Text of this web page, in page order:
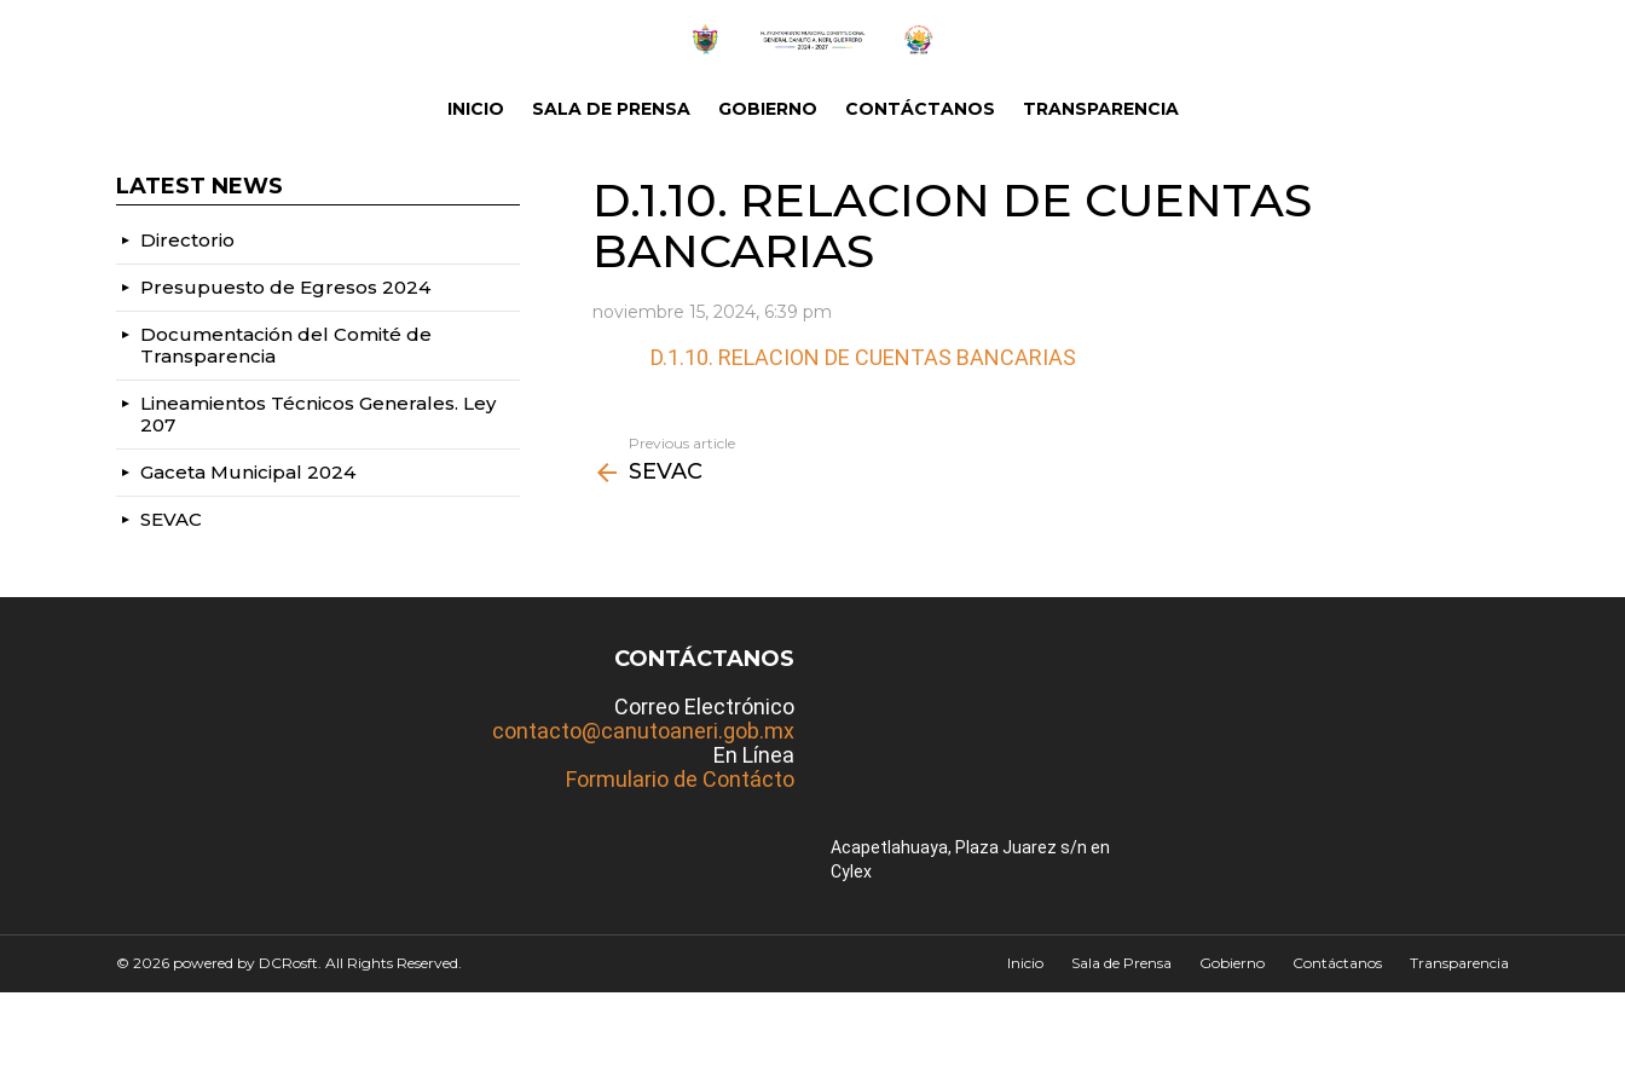
INICIO SALA DE PRENSA GOBIERNO CONTÁCTANOS TRANSPARENCIA
D.1.10. RELACION DE CUENTAS
BANCARIAS
noviembre 15, 2024, 6:39 pm
D.1.10. RELACION DE CUENTAS BANCARIAS
more
Previous article
SEVAC
LATEST NEWS
Directorio
Presupuesto de Egresos 2024
Documentación del Comité de
Transparencia
Lineamientos Técnicos Generales. Ley
207
Gaceta Municipal 2024
SEVAC
CONTÁCTANOS
Correo Electrónico
contacto@canutoaneri.gob.mx
En Línea
Formulario de Contácto
Acapetlahuaya, Plaza Juarez s/n en
Cylex
© 2026 powered by DCRosft. All Rights Reserved. Inicio Sala de Prensa Gobierno Contáctanos Transparencia